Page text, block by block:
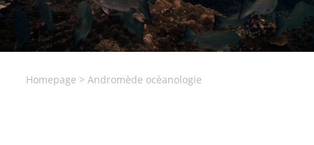
Homepage >Andromède océanologie